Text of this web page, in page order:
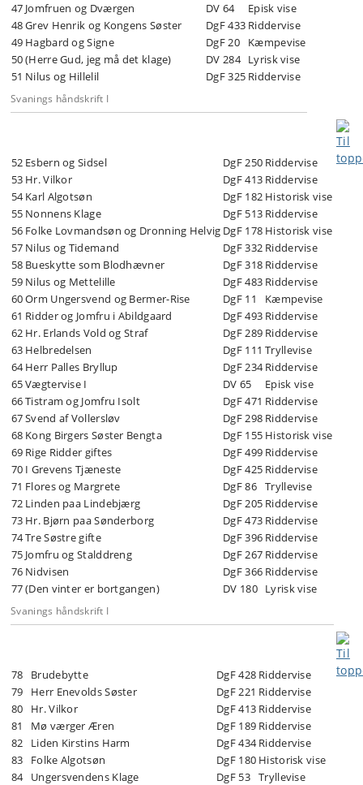
Svanings håndskrift I
47 Jomfruen og Dværgen DV 64
Episk vise
48Grev Henrik og Kongens Søster DgF 433 Riddervise
49 Hagbard og Signe DgF 20
Kæmpevise
50(Herre Gud, jeg må det klage) DV 284 Lyrisk vise
51 Nilus og Hillelil DgF 325 Riddervise
Svanings håndskrift I
52 Esbern og Sidsel DgF 250 Riddervise
53 Hr. Vilkor DgF 413 Riddervise
54Karl Algotsøn DgF 182 Historisk vise
55 Nonnens Klage DgF 513 Riddervise
56 Folke Lovmandsøn og Dronning Helvig DgF 178 Historisk vise
57 Nilus og Tidemand DgF 332 Riddervise
58 Bueskytte som Blodhævner DgF 318 Riddervise
59 Nilus og Mettelille DgF 483 Riddervise
60Orm Ungersvend og Bermer-Rise DgF 11
Kæmpevise
61 Ridder og Jomfru i Abildgaard DgF 493 Riddervise
62 Hr. Erlands Vold og Straf DgF 289 Riddervise
63 Helbredelsen DgF 111 Tryllevise
64Herr Palles Bryllup DgF 234 Riddervise
65Vægtervise I DV 65
Episk vise
66Tistram og Jomfru Isolt DgF 471 Riddervise
67Svend af Vollersløv DgF 298 Riddervise
68 Kong Birgers Søster Bengta DgF 155 Historisk vise
69 Rige Ridder giftes DgF 499 Riddervise
70 I Grevens Tjæneste DgF 425 Riddervise
71 Flores og Margrete DgF 86 Tryllevise
72 Linden paa Lindebjærg DgF 205 Riddervise
73 Hr. Bjørn paa Sønderborg DgF 473 Riddervise
74Tre Søstre gifte DgF 396 Riddervise
75 Jomfru og Stalddreng DgF 267 Riddervise
76 Nidvisen DgF 366 Riddervise
77(Den vinter er bortgangen) DV 180 Lyrisk vise
78 Brudebytte DgF 428 Riddervise
79
Herr Enevolds Søster DgF 221 Riddervise
80
Hr. Vilkor DgF 413 Riddervise
81
Mø værger Æren DgF 189 Riddervise
82
Liden Kirstins Harm DgF 434 Riddervise
83
Folke Algotsøn DgF 180 Historisk vise
84 Ungersvendens Klage DgF 53 Tryllevise